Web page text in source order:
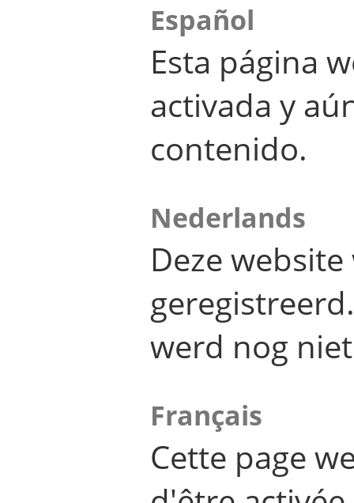
Español
Esta página
activada y
contenido.
Nederlands
Deze
werd nog
Français
Cette page